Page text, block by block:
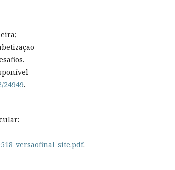
.
.